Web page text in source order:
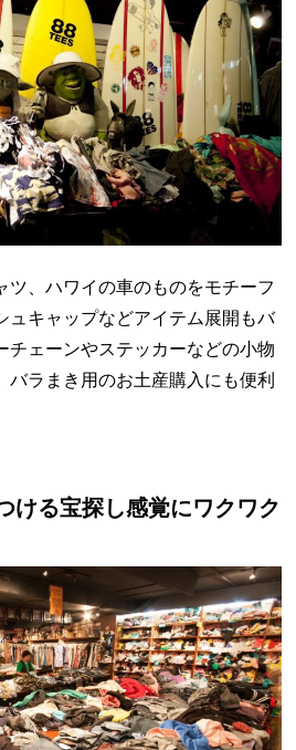
ツ、ハワイの車のものをモチーフ
ュキャップなどアイテム展開もバ
チェーンやステッカーなどの小物
バラまき用のお土産購入にも便利
ける宝探し感覚にワクワク